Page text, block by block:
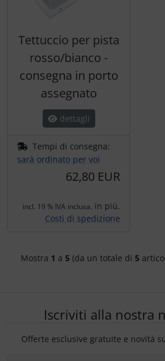
Tettuccio per pista
rosso/bianco -
consegna in porto
assegnato
dettagli
Tempi di consegna:
sarà ordinato per voi
62,80 EUR
incl. 19 % IVA inclusa. in più.
Costi di spedizione
Mostra 1 a 5 (da un totale di 5
Iscriviti alla nostra
Offerte esclusive gratuite e novità